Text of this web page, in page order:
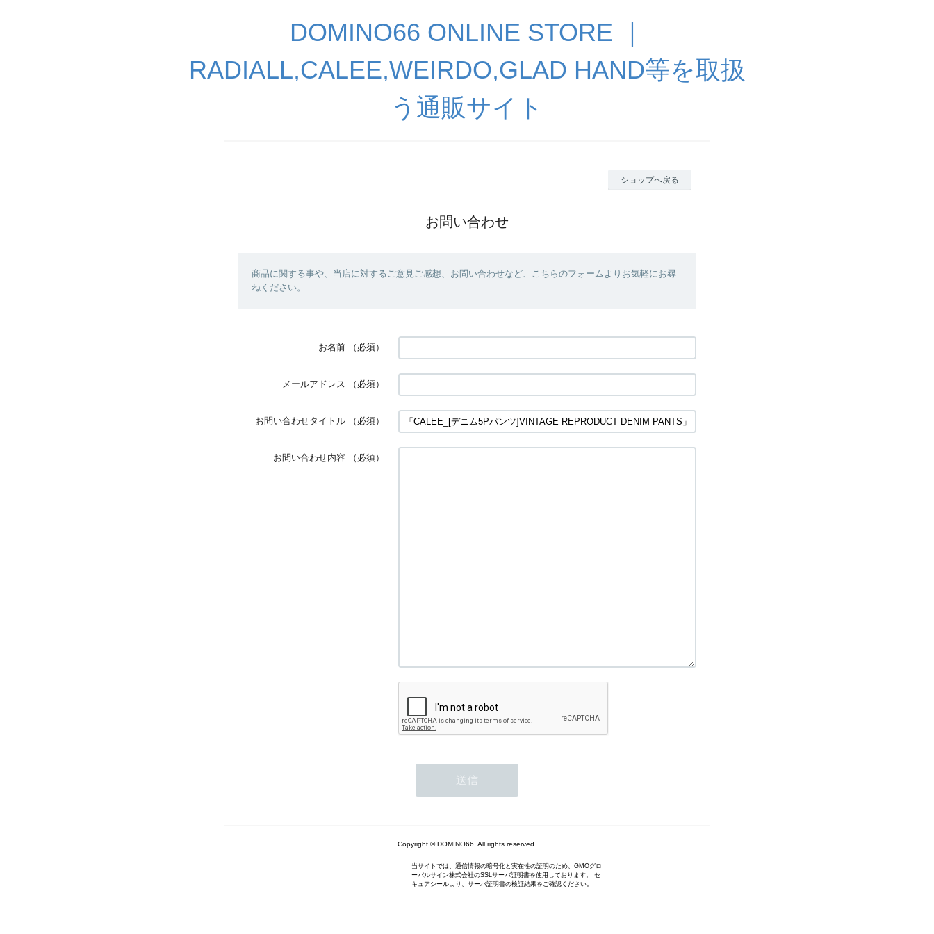
DOMINO66 ONLINE STORE ｜
RADIALL,CALEE,WEIRDO,GLAD HAND等を取扱
う通販サイト
ショップへ戻る
お問い合わせ
商品に関する事や、当店に対するご意見ご感想、お問い合わせなど、こちらのフォームよりお気軽にお尋
ねください。
お名前 （必須）
メールアドレス （必須）
お問い合わせタイトル （必須）
お問い合わせ内容 （必須）
Copyright © DOMINO66, All rights reserved.
当サイトでは、通信情報の暗号化と実在性の証明のため、GMOグロ
ーバルサイン株式会社のSSLサーバ証明書を使用しております。 セ
キュアシールより、サーバ証明書の検証結果をご確認ください。